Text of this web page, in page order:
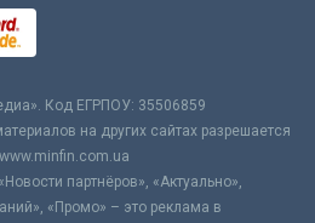
Код ЕГРПОУ: 35506859
на других сайтах разрешается
партнёров», «Актуально»,
«Промо» – это реклама в